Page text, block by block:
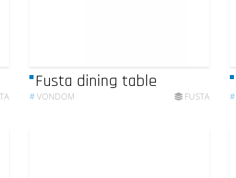
Fusta dining table
#VONDOM FUSTA #